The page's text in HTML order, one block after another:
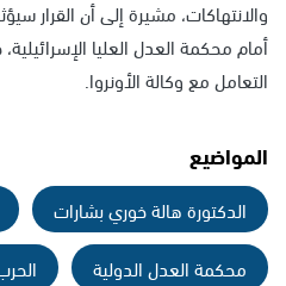
والانتهاكات، مشيرة إلى أن القرار
أمام محكمة العدل العليا
التعامل مع وكالة الأونروا.
المواضيع
الدكتورة هالة خوري بشارات
محكمة العدل الدولية